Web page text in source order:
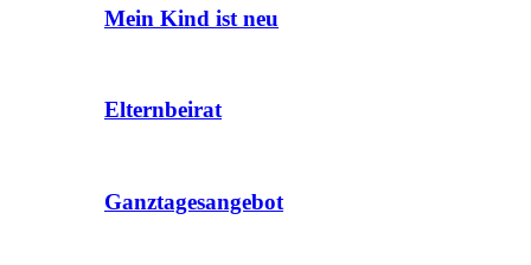
Mein Kind ist neu
Elternbeirat
Ganztagesangebot